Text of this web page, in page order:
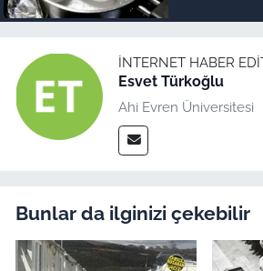
İNTERNET HABER
Esvet Türkoğlu
Ahi Evren Üniversitesi
Bunlar da ilginizi çekebilir